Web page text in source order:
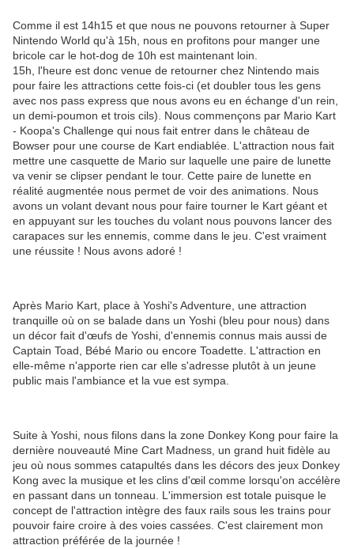
Comme il est 14h15 et que nous ne pouvons retourner à Super
Nintendo World qu'à 15h, nous en profitons pour manger une
bricole car le hot-dog de 10h est maintenant loin.
15h, l'heure est donc venue de retourner chez Nintendo mais
pour faire les attractions cette fois-ci (et doubler tous les gens
avec nos pass express que nous avons eu en échange d'un rein,
un demi-poumon et trois cils). Nous commençons par Mario Kart
- Koopa's Challenge qui nous fait entrer dans le château de
Bowser pour une course de Kart endiablée. L'attraction nous fait
mettre une casquette de Mario sur laquelle une paire de lunette
va venir se clipser pendant le tour. Cette paire de lunette en
réalité augmentée nous permet de voir des animations. Nous
avons un volant devant nous pour faire tourner le Kart géant et
en appuyant sur les touches du volant nous pouvons lancer des
carapaces sur les ennemis, comme dans le jeu. C'est vraiment
une réussite ! Nous avons adoré !
Après Mario Kart, place à Yoshi's Adventure, une attraction
tranquille où on se balade dans un Yoshi (bleu pour nous) dans
un décor fait d'œufs de Yoshi, d'ennemis connus mais aussi de
Captain Toad, Bébé Mario ou encore Toadette. L'attraction en
elle-même n'apporte rien car elle s'adresse plutôt à un jeune
public mais l'ambiance et la vue est sympa.
Suite à Yoshi, nous filons dans la zone Donkey Kong pour faire la
dernière nouveauté Mine Cart Madness, un grand huit fidèle au
jeu où nous sommes catapultés dans les décors des jeux Donkey
Kong avec la musique et les clins d'œil comme lorsqu'on accélère
en passant dans un tonneau. L'immersion est totale puisque le
concept de l'attraction intègre des faux rails sous les trains pour
pouvoir faire croire à des voies cassées. C'est clairement mon
attraction préférée de la journée !